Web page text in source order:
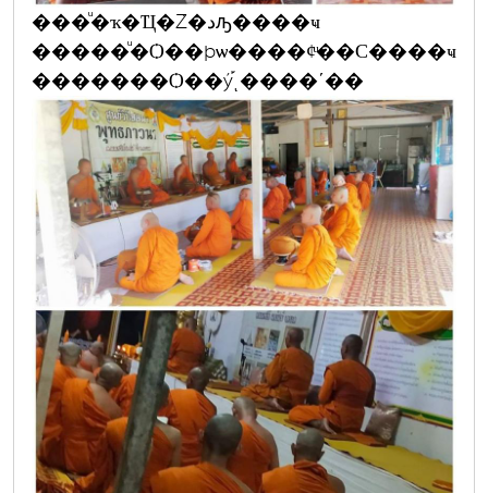
���ͧ�ҡ�Ҵ�Ź�دԡ����ҹ
�����ͧ�Ѻ��þѡ����¢ͧ��С����ҹ
�������Ѻ��ý֡ͺ����ʹ��